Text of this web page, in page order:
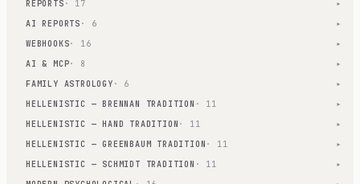
REPORTS · 17 ▾
AI REPORTS · 6 ▾
WEBHOOKS· 16 ▾
AI & MCP· 8 ▾
FAMILY ASTROLOGY · 6 ▾
HELLENISTIC — BRENNAN TRADITION · 11 ▾
HELLENISTIC — HAND TRADITION · 11 ▾
HELLENISTIC — GREENBAUM TRADITION · 11 ▾
HELLENISTIC — SCHMIDT TRADITION · 11 ▾